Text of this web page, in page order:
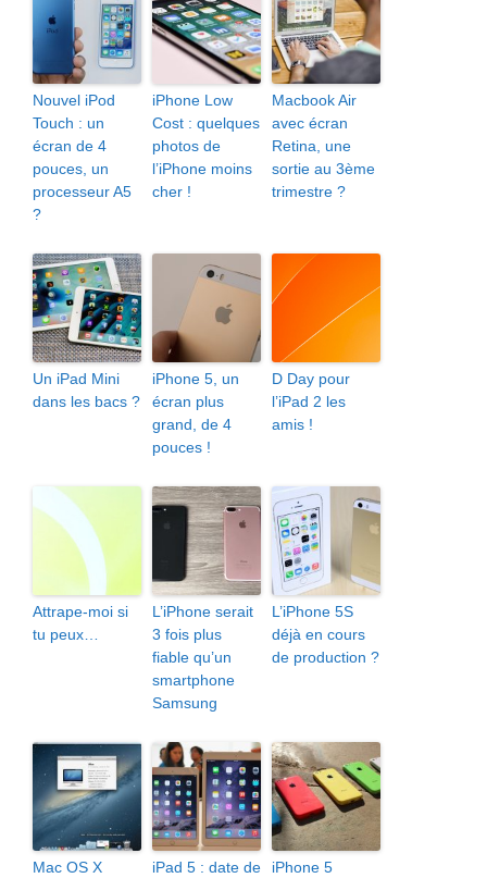
Nouvel iPod
Touch : un
écran de 4
pouces, un
processeur A5
?
iPhone Low
Cost : quelques
photos de
l’iPhone moins
cher !
Macbook Air
avec écran
Retina, une
sortie au 3ème
trimestre ?
Un iPad Mini
dans les bacs ?
iPhone 5, un
écran plus
grand, de 4
pouces !
D Day pour
l’iPad 2 les
amis !
Attrape-moi si
tu peux…
L’iPhone serait
3 fois plus
fiable qu’un
smartphone
Samsung
L’iPhone 5S
déjà en cours
de production ?
Mac OS X
iPad 5 : date de
iPhone 5